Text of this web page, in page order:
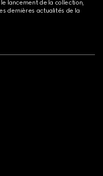
lancement de la collection,
dernières actualités de la